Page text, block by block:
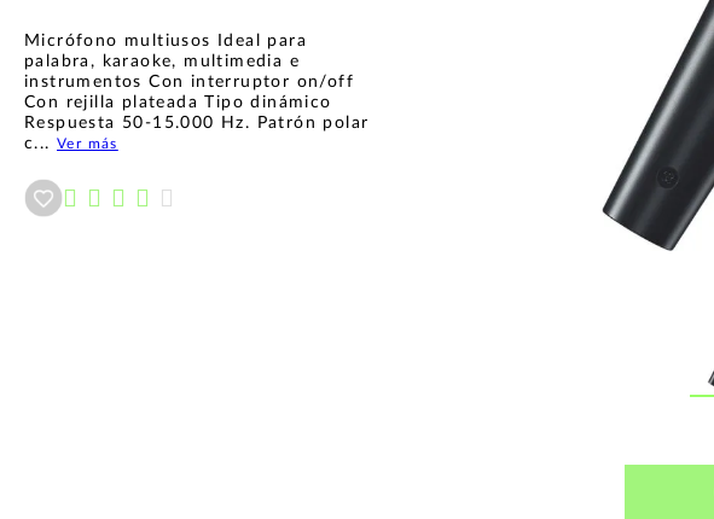
Micrófono multiusos Ideal para
palabra, karaoke, multimedia e
instrumentos Con interruptor on/off
Con rejilla plateada Tipo dinámico
Respuesta 50-15.000 Hz. Patrón polar
c... Ver más